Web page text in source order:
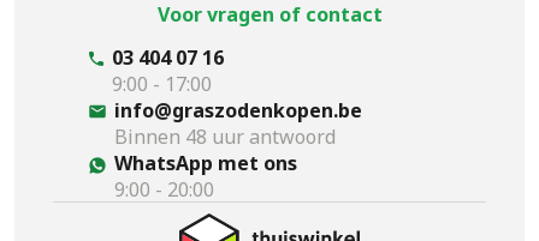
Voor vragen of contact
03 404 07 16
9:00 - 17:00
info@graszodenkopen.be
Binnen 48 uur antwoord
WhatsApp met ons
9:00 - 20:00